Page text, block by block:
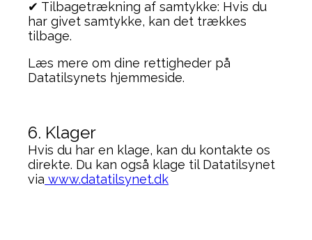
✔ Tilbagetrækning af samtykke: Hvis du
har givet samtykke, kan det trækkes
tilbage.
Læs mere om dine rettigheder på
Datatilsynets hjemmeside.
6. Klager
Hvis du har en klage, kan du kontakte os
direkte. Du kan også klage til Datatilsynet
via www.datatilsynet.dk